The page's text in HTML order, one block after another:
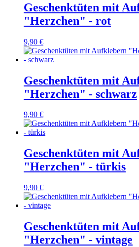
Geschenktüten mit
"Herzchen" - rot
9,90 €
Geschenktüten mit
"Herzchen" - schwarz
9,90 €
Geschenktüten mit
"Herzchen" - türkis
9,90 €
Geschenktüten mit
"Herzchen" - vintage